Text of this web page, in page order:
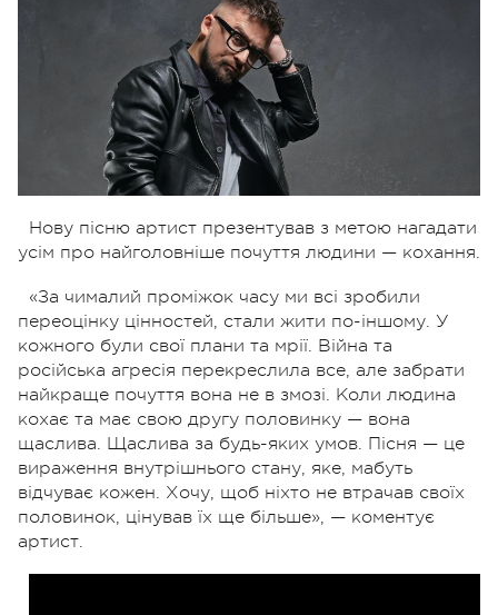
Нову пісню артист презентував з метою нагадати
усім про найголовніше почуття людини — кохання.
«За чималий проміжок часу ми всі зробили
переоцінку цінностей, стали жити по-іншому. У
кожного були свої плани та мрії. Війна та
російська агресія перекреслила все, але забрати
найкраще почуття вона не в змозі. Коли людина
кохає та має свою другу половинку — вона
щаслива. Щаслива за будь-яких умов. Пісня — це
вираження внутрішнього стану, яке, мабуть
відчуває кожен. Хочу, щоб ніхто не втрачав своїх
половинок, цінував їх ще більше», — коментує
артист.